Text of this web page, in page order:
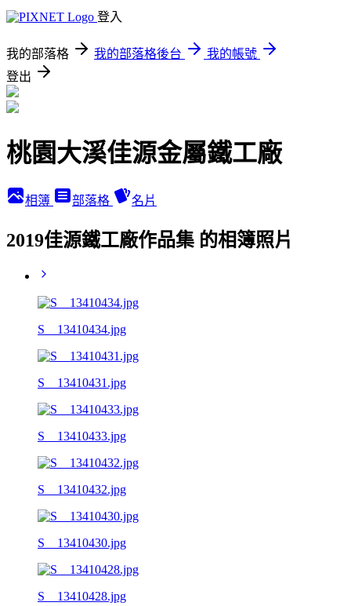
登入
我的部落格 我的部落格後台
我的帳號
登出
桃園大溪佳源金屬鐵工廠
相簿 部落格 名片
2019佳源鐵工廠作品集 的相簿照片
S__13410434.jpg
S__13410431.jpg
S__13410433.jpg
S__13410432.jpg
S__13410430.jpg
S__13410428.jpg